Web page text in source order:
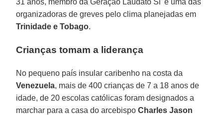
organizadoras de greves pelo clima planejadas em
Trinidade e Tobago.
Crianças tomam a liderança
No pequeno país insular caribenho na costa da
Venezuela, mais de 400 crianças de 7 a 18 anos de
idade, de 20 escolas católicas foram designados a
marchar para a casa do arcebispoCharles Jason